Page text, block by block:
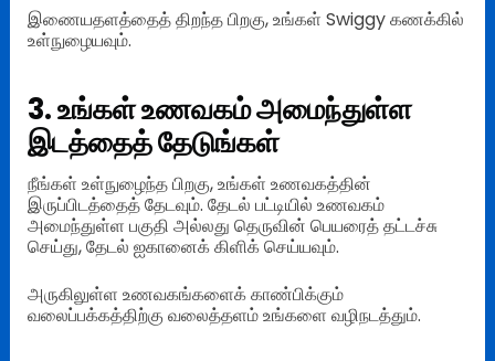
இணையதளத்தைத் திறந்த பிறகு, உங்கள் Swiggy கணக்கில்
உள்நுழையவும்.
3. உங்கள் உணவகம் அமைந்துள்ள
இடத்தைத் தேடுங்கள்
நீங்கள் உள்நுழைந்த பிறகு, உங்கள் உணவகத்தின்
இருப்பிடத்தைத் தேடவும். தேடல் பட்டியில் உணவகம்
அமைந்துள்ள பகுதி அல்லது தெருவின் பெயரைத் தட்டச்சு
செய்து, தேடல் ஐகானைக் கிளிக் செய்யவும்.
அருகிலுள்ள உணவகங்களைக் காண்பிக்கும்
வலைப்பக்கத்திற்கு வலைத்தளம் உங்களை வழிநடத்தும்.